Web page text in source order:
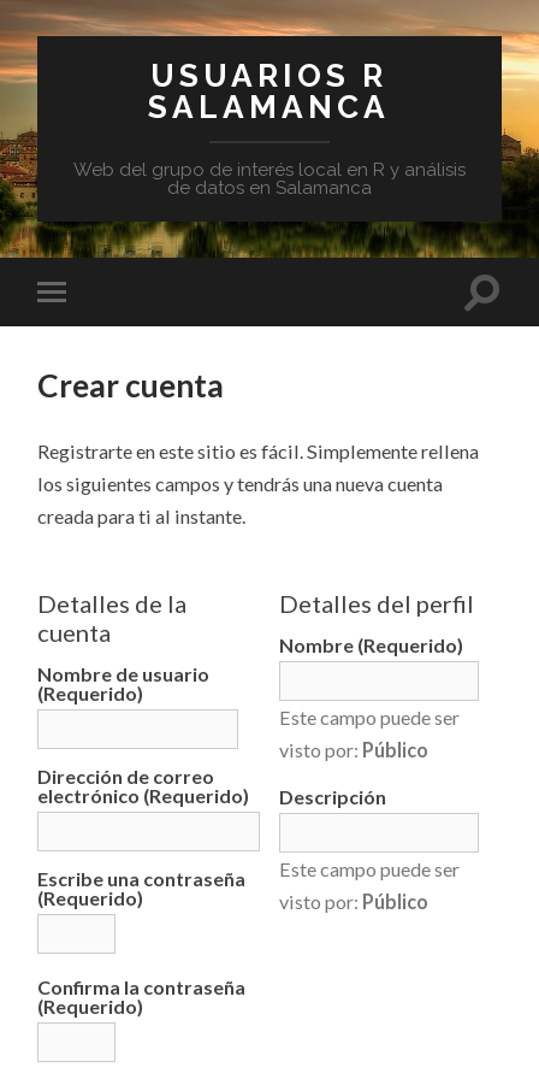
USUARIOS R
SALAMANCA
Web del grupo de interés local en R y análisis
de datos en Salamanca
Crear cuenta
Registrarte en este sitio es fácil. Simplemente rellena
los siguientes campos y tendrás una nueva cuenta
creada para ti al instante.
Detalles de la
cuenta
Nombre de usuario
(Requerido)
Dirección de correo
electrónico (Requerido)
Escribe una contraseña
(Requerido)
Confirma la contraseña
(Requerido)
Detalles del perfil
Nombre (Requerido)
Este campo puede ser
visto por: Público
Descripción
Este campo puede ser
visto por: Público